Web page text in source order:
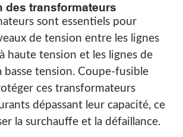
des transformateurs
sont essentiels pour
de tension entre les lignes
haute tension et les lignes de
tension. Coupe-fusible
ces transformateurs
dépassant leur capacité, ce
la surchauffe et la défaillance.